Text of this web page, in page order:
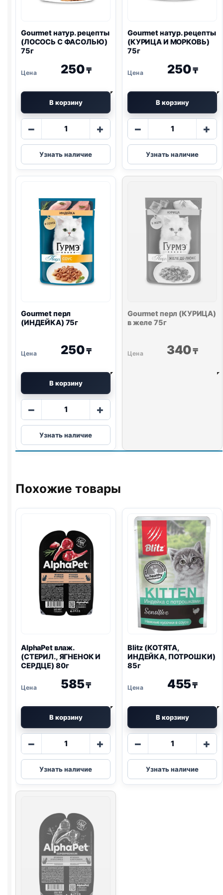
Gourmet натур. рецепты
(ЛОСОСЬ С ФАСОЛЬЮ)
75г
250₸
В корзину
−
Количество
Gourmet
натур.
рецепты
ФАСОЛЬЮ)
75г
+
Узнать наличие
Gourmet натур. рецепты
(КУРИЦА И МОРКОВЬ)
75г
250₸
В корзину
−
Количество
Gourmet
натур.
рецепты
МОРКОВЬ)
75г
+
Узнать наличие
Gourmet перл
(ИНДЕЙКА) 75г
250₸
В корзину
−
Количество
Gourmet
перл
(ИНДЕЙКА)
+
Узнать наличие
Gourmet перл (КУРИЦА)
в желе 75г
340₸
Похожие товары
AlphaPet влаж.
(СТЕРИЛ., ЯГНЕНОК И
СЕРДЦЕ) 80г
585₸
В корзину
−
Количество
AlphaPet
влаж.
(СТЕРИЛ.,
СЕРДЦЕ)
80г
+
Узнать наличие
Blitz (КОТЯТА,
ИНДЕЙКА, ПОТРОШКИ)
85г
455₸
В корзину
−
Количество
Blitz
(КОТЯТА,
ИНДЕЙКА,
+
Узнать наличие